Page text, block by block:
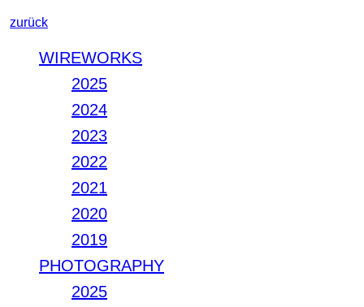
zurück
WIREWORKS
2025
2024
2023
2022
2021
2020
2019
PHOTOGRAPHY
2025